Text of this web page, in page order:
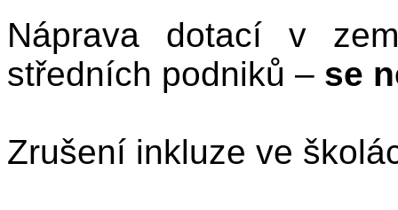
Náprava dotací v
středních podniků – se
Zrušení inkluze ve